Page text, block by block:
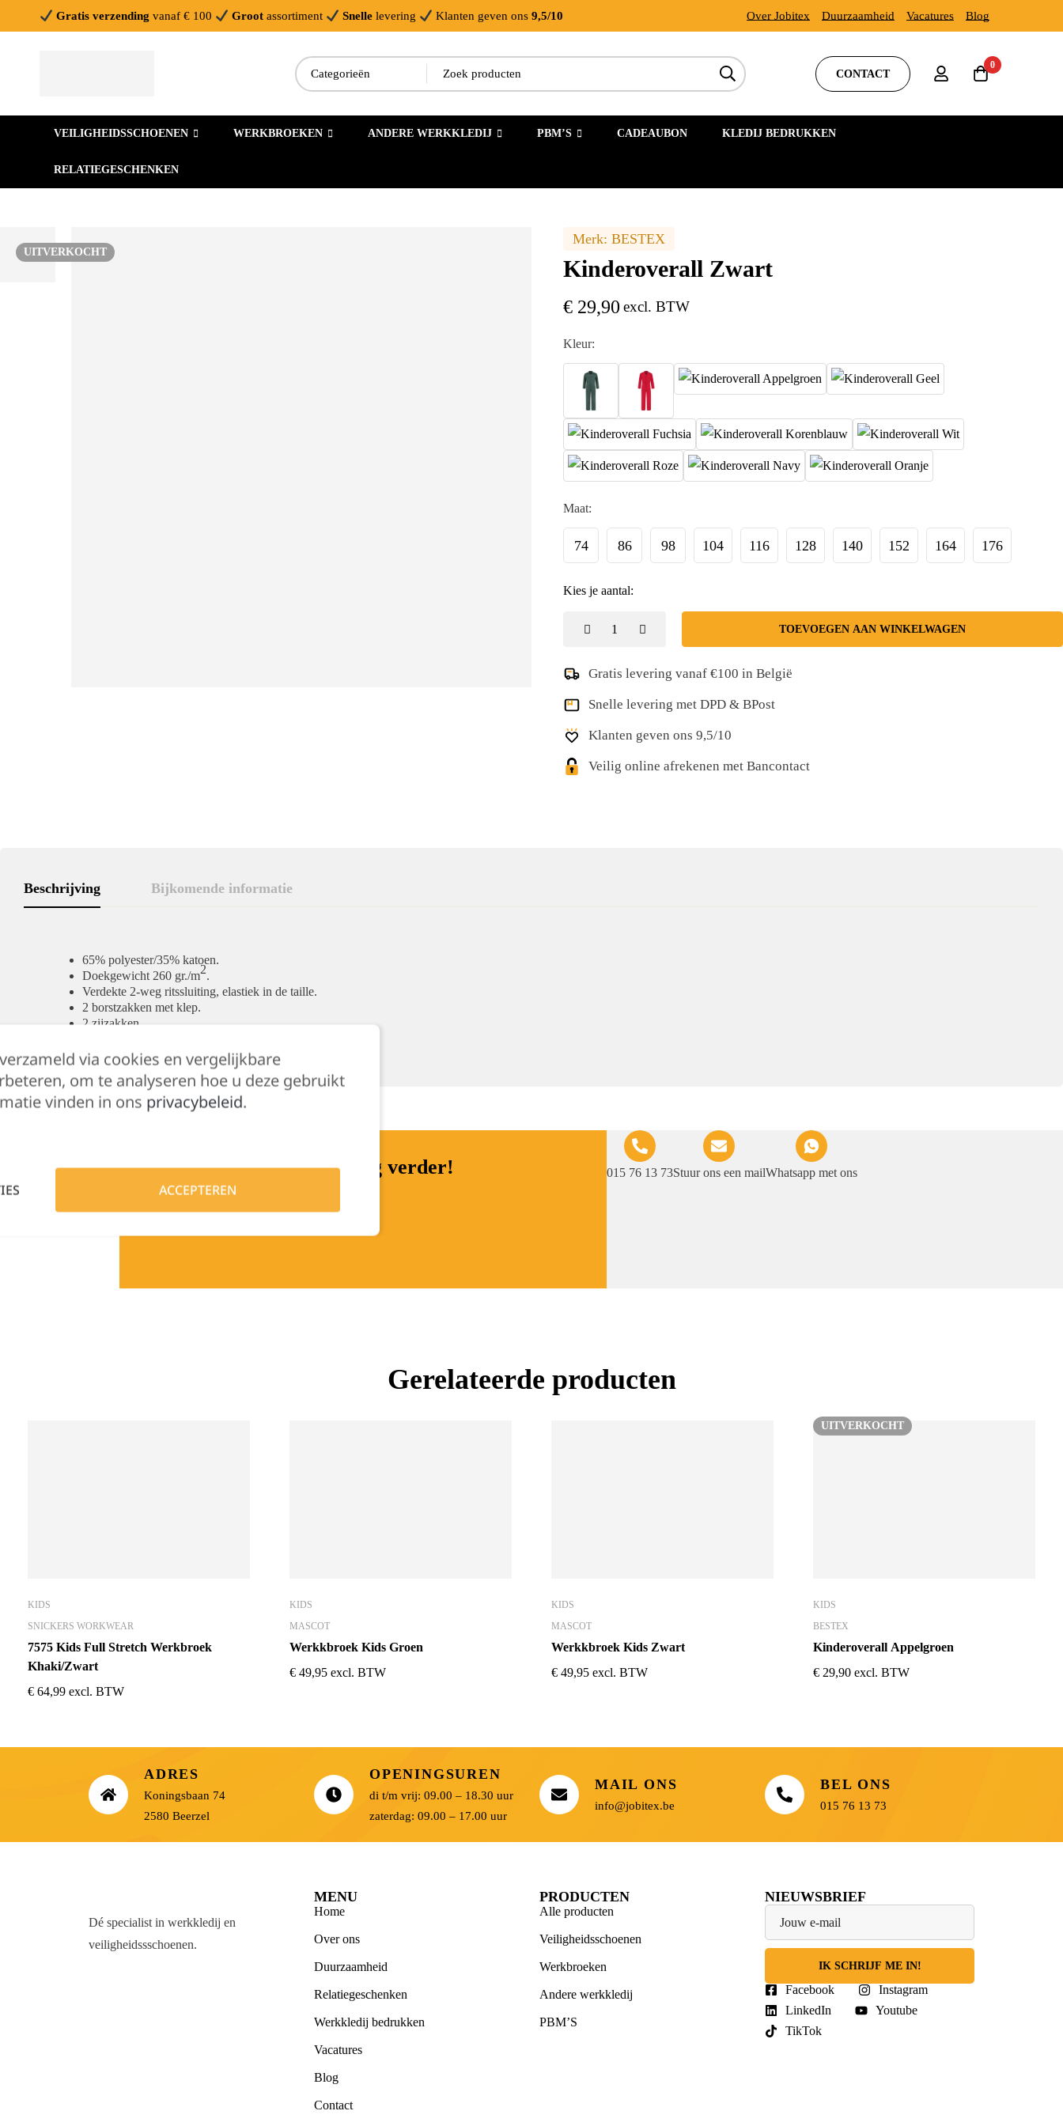
Gratis verzending vanaf € 100 Groot assortiment Snelle levering Klanten geven ons9,5/10 Over Jobitex Duurzaamheid Vacatures Blog
CONTACT
0
VEILIGHEIDSSCHOENEN WERKBROEKEN ANDERE WERKKLEDIJ PBM’S CADEAUBON KLEDIJ BEDRUKKEN
RELATIEGESCHENKEN
UITVERKOCHT
Merk: BESTEX
Kinderoverall Zwart
€ 29,90 excl. BTW
Kleur:
Maat:
74 86 98 104 116 128 140 152 164 176
Kies je aantal:
TOEVOEGEN AAN WINKELWAGEN
Gratis levering vanaf €100 in België
Snelle levering met DPD & BPost
Klanten geven ons 9,5/10
Veilig online afrekenen met Bancontact
Beschrijving Bijkomende informatie
65% polyester/35% katoen.
Doekgewicht 260 gr./m2.
Verdekte 2-weg ritssluiting, elastiek in de taille.
2 borstzakken met klep.
2 zijzakken.
Achterzak en duimstokzak.
Lennert helpt je graag verder! 015 76 13 73Stuur ons een mailWhatsapp met ons
Gerelateerde producten
KIDS
SNICKERS WORKWEAR
7575 Kids Full Stretch Werkbroek
Khaki/Zwart
€ 64,99 excl. BTW
KIDS
MASCOT
Werkkbroek Kids Groen
€ 49,95 excl. BTW
KIDS
MASCOT
Werkkbroek Kids Zwart
€ 49,95 excl. BTW
UITVERKOCHT
KIDS
BESTEX
Kinderoverall Appelgroen
€ 29,90 excl. BTW
ADRES
Koningsbaan 74
2580 Beerzel
OPENINGSUREN
di t/m vrij: 09.00 – 18.30 uur
zaterdag: 09.00 – 17.00 uur
MAIL ONS
info@jobitex.be
BEL ONS
015 76 13 73
Dé specialist in werkkledij en
veiligheidssschoenen.
MENU
Home
Over ons
Duurzaamheid
Relatiegeschenken
Werkkledij bedrukken
Vacatures
Blog
Contact
PRODUCTEN
Alle producten
Veiligheidsschoenen
Werkbroeken
Andere werkkledij
PBM’S
NIEUWSBRIEF
IK SCHRIJF ME IN!
Facebook
Instagram
LinkedIn
Youtube
TikTok
via cookies en vergelijkbare
om te analyseren hoe u deze gebruikt
vinden in ons privacybeleid.
ACCEPTEREN